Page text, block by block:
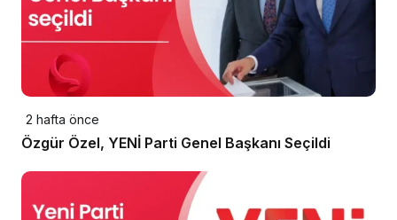
2 hafta önce
Özgür Özel, YENİ Parti Genel Başkanı Seçildi